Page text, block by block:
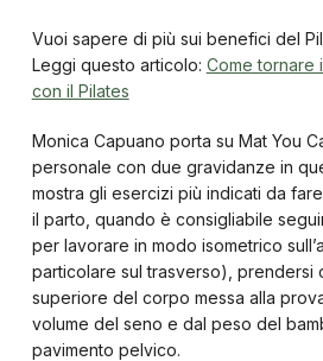
Vuoi sapere di più sui benefici del
Leggi questo articolo: Come tornare
con il Pilates
Monica Capuano porta su Mat You
personale con due gravidanze in
mostra gli esercizi più indicati da
il parto, quando è consigliabile
per lavorare in modo isometrico
particolare sul trasverso), prendersi
superiore del corpo messa alla
volume del seno e dal peso del
pavimento pelvico.